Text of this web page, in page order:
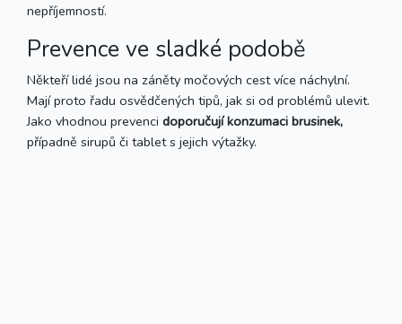
nepříjemností.
Prevence ve sladké podobě
Někteří lidé jsou na záněty močových cest více náchylní.
Mají proto řadu osvědčených tipů, jak si od problémů ulevit.
Jako vhodnou prevenci doporučují konzumaci brusinek,
případně sirupů či tablet s jejich výtažky.